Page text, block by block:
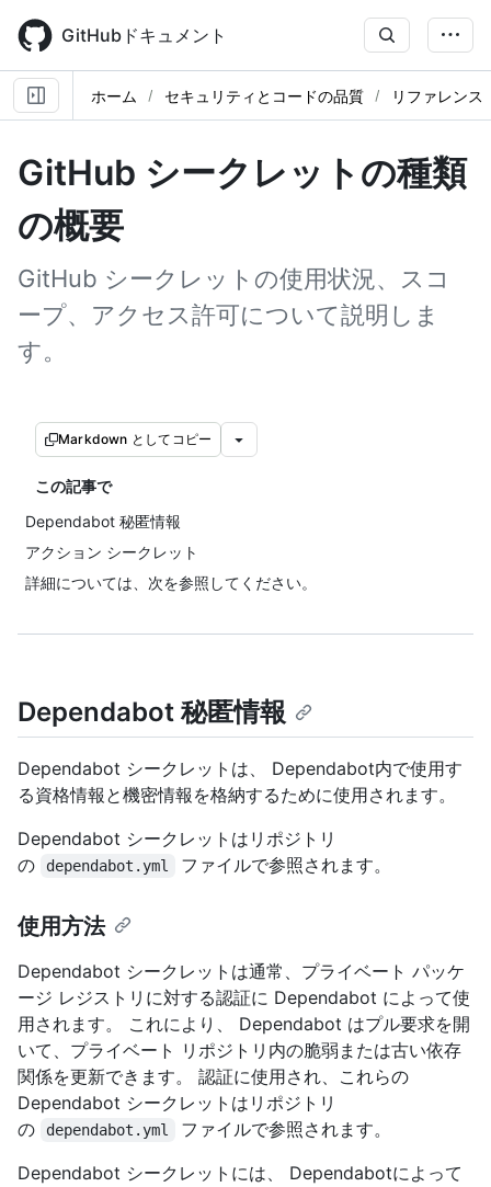
main
content
GitHubドキュメント
ホーム セキュリティとコードの品質 リファレンス
GitHub シークレットの種類
の概要
GitHub シークレットの使用状況、スコ
ープ、アクセス許可について説明しま
す。
Markdown としてコピー
この記事で
Dependabot 秘匿情報
アクション シークレット
詳細については、次を参照してください。
Dependabot 秘匿情報
Dependabot シークレットは、 Dependabot内で使用す
る資格情報と機密情報を格納するために使用されます。
Dependabot シークレットはリポジトリ
の
dependabot.yml ファイルで参照されます。
使用方法
Dependabot シークレットは通常、プライベート パッケ
ージ レジストリに対する認証に Dependabot によって使
用されます。 これにより、 Dependabot はプル要求を開
いて、プライベート リポジトリ内の脆弱または古い依存
関係を更新できます。 認証に使用され、これらの
Dependabot シークレットはリポジトリ
の
dependabot.yml
ファイルで参照されます。
Dependabot シークレットには、 Dependabotによって